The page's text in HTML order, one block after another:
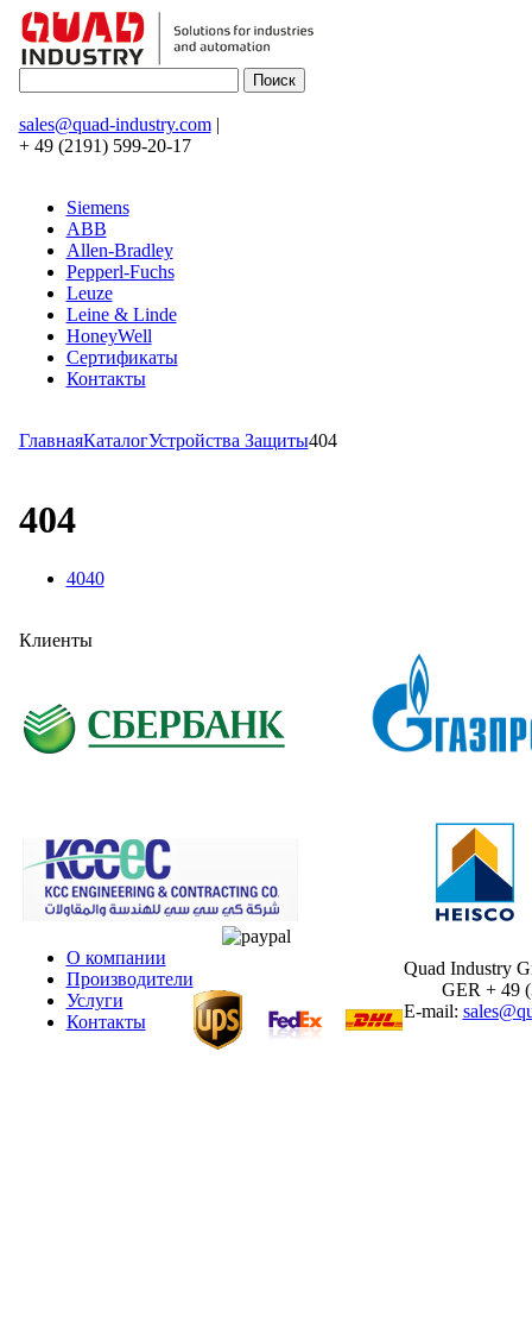
sales@quad-industry.com|
+ 49 (2191) 599-20-17
Siemens
ABB
Allen-Bradley
Pepperl-Fuchs
Leuze
Leine & Linde
HoneyWell
Сертификаты
Контакты
ГлавнаяКаталогУстройства Защиты404
404
4040
Клиенты
О компании
Производители
Услуги
Контакты
Quad Industry
GER + 49
E-mail: